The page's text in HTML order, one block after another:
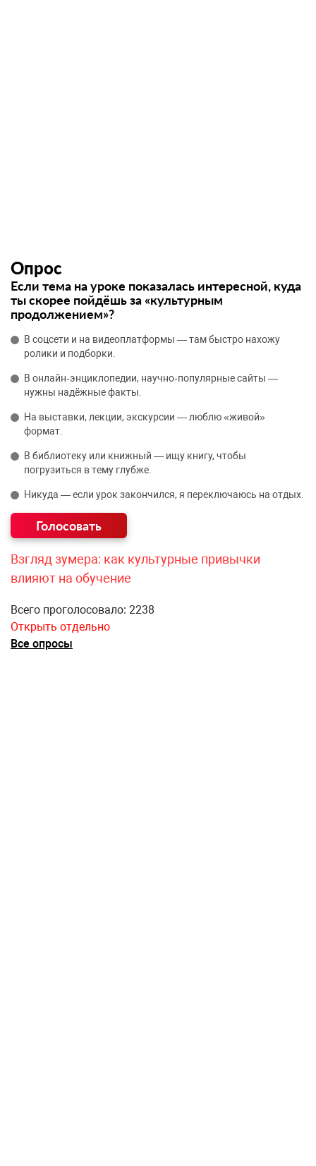
Опрос
Если тема на уроке показалась интересной, куда
ты скорее пойдёшь за «культурным
продолжением»?
В соцсети и на видеоплатформы — там быстро нахожу
ролики и подборки.
В онлайн‑энциклопедии, научно‑популярные сайты —
нужны надёжные факты.
На выставки, лекции, экскурсии — люблю «живой»
формат.
В библиотеку или книжный — ищу книгу, чтобы
погрузиться в тему глубже.
Никуда — если урок закончился, я переключаюсь на отдых.
Взгляд зумера: как культурные привычки
влияют на обучение
Всего проголосовало: 2238
Открыть отдельно
Все опросы